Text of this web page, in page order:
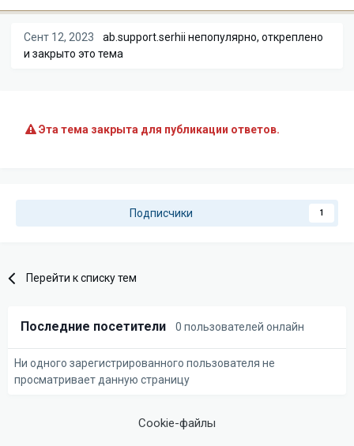
Сент 12, 2023 ab.support.serhii непопулярно, откреплено
и закрыто это тема
Эта тема закрыта для публикации ответов.
Подписчики 1
Перейти к списку тем
Последние посетители 0 пользователей онлайн
Ни одного зарегистрированного пользователя не
просматривает данную страницу
Cookie-файлы